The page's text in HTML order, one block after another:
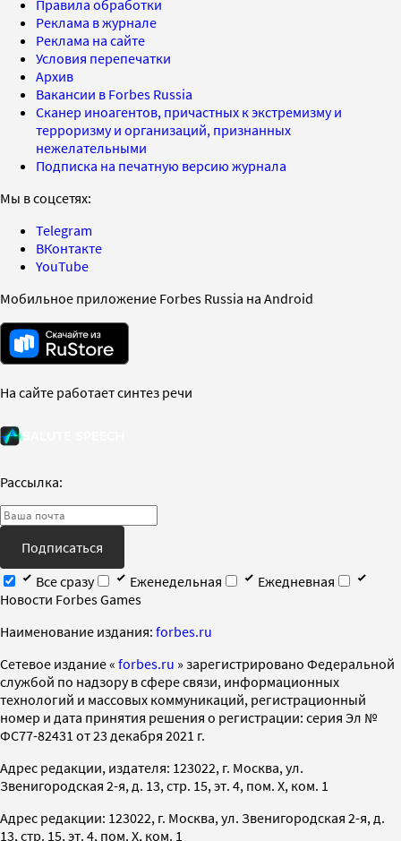
Правила обработки
Реклама в журнале
Реклама на сайте
Условия перепечатки
Архив
Вакансии в Forbes Russia
Сканер иноагентов, причастных к экстремизму и
терроризму и организаций, признанных
нежелательными
Подписка на печатную версию журнала
Мы в соцсетях:
Telegram
ВКонтакте
YouTube
Мобильное приложение Forbes Russia на Android
На сайте работает синтез речи
Рассылка:
Подписаться
Все сразу
Еженедельная
Ежедневная
Новости Forbes Games
Наименование издания: forbes.ru
Cетевое издание « forbes.ru » зарегистрировано Федеральной
службой по надзору в сфере связи, информационных
технологий и массовых коммуникаций, регистрационный
номер и дата принятия решения о регистрации: серия Эл №
ФС77-82431 от 23 декабря 2021 г.
Адрес редакции, издателя: 123022, г. Москва, ул.
Звенигородская 2-я, д. 13, стр. 15, эт. 4, пом. X, ком. 1
Адрес редакции: 123022, г. Москва, ул. Звенигородская 2-я, д.
13, стр. 15, эт. 4, пом. X, ком. 1